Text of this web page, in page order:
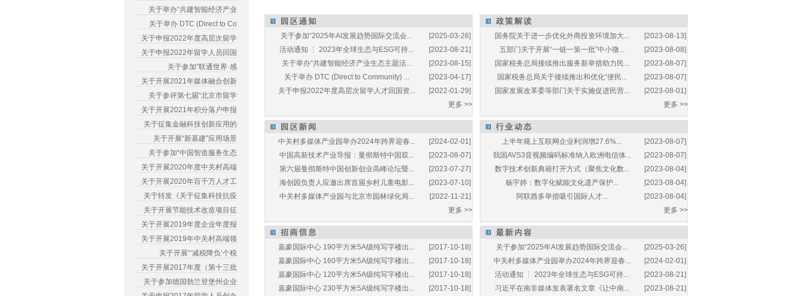
关于举办“共建智能经济产业
关于举办 DTC (Direct to Co
关于申报2022年度高层次留学
关于申报2022年留学人员回国
关于参加“联通世界·感
关于开展2021年媒体融合创新
关于参评第七届“北京市留学
关于开展2021年积分落户申报
关于征集金融科技创新应用的
关于开展“新基建”应用场景
关于参加“中国智造服务生态
关于开展2020年度中关村高端
关于开展2020年百千万人才工
关于转发《关于征集科技抗疫
关于开展节能技术改造项目征
关于开展2019年度企业年度报
关于开展2019年中关村高端领
关于开展“‘减税降负’个税
关于开展2017年度（第十三批
关于参加德国勃兰登堡州企业
[2025-03-26]
关于参加“2025年AI发展趋势国际交流会...
[2023-08-21]
活动通知 ┆ 2023年全球生态与ESG可持...
[2023-08-15]
关于举办“共建智能经济产业生态主题活...
[2023-04-17]
关于举办 DTC (Direct to Community) ...
[2022-01-29]
关于申报2022年度高层次留学人才回国资...
更多 >>
[2023-08-13]
国务院关于进一步优化外商投资环境加大...
[2023-08-08]
五部门关于开展“一链一策一批”中小微...
[2023-08-07]
国家税务总局接续推出服务新举措助力民...
[2023-08-07]
国家税务总局关于接续推出和优化“便民...
[2023-08-01]
国家发展改革委等部门关于实施促进民营...
更多 >>
[2024-02-01]
中关村多媒体产业园举办2024年跨界迎春...
[2023-08-07]
中国高新技术产业导报：曼彻斯特中国双...
[2023-07-27]
第六届曼彻斯特中国创新创业高峰论坛暨...
[2023-07-10]
海创园负责人应邀出席首届乡村儿童电影...
[2022-11-21]
中关村多媒体产业园与北京市园林绿化局...
更多 >>
[2023-08-07]
上半年规上互联网企业利润增27.6%...
[2023-08-07]
我国AVS3音视频编码标准纳入欧洲电信体...
[2023-08-04]
数字技术创新典籍打开方式（聚焦文化数...
[2023-08-04]
杨宇婷：数字化赋能文化遗产保护...
[2023-08-04]
阿联酋多举措吸引国际人才...
更多 >>
[2017-10-18]
嘉豪国际中心 190平方米5A级纯写字楼出...
[2017-10-18]
嘉豪国际中心 160平方米5A级纯写字楼出...
[2017-10-18]
嘉豪国际中心 120平方米5A级纯写字楼出...
[2017-10-18]
嘉豪国际中心 230平方米5A级纯写字楼出...
[2025-03-26]
关于参加“2025年AI发展趋势国际交流会...
[2024-02-01]
中关村多媒体产业园举办2024年跨界迎春...
[2023-08-21]
活动通知 ┆ 2023年全球生态与ESG可持...
[2023-08-21]
习近平在南非媒体发表署名文章《让中南...